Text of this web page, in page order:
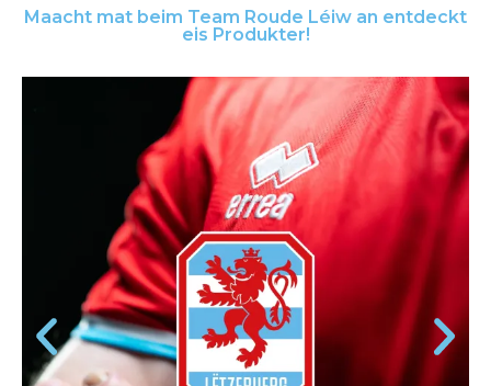
30% REMISE OP
ALL ERREÀ
ARTIKELEN
Maacht mat beim Team Roude Léiw an entdeckt
eis Produkter!